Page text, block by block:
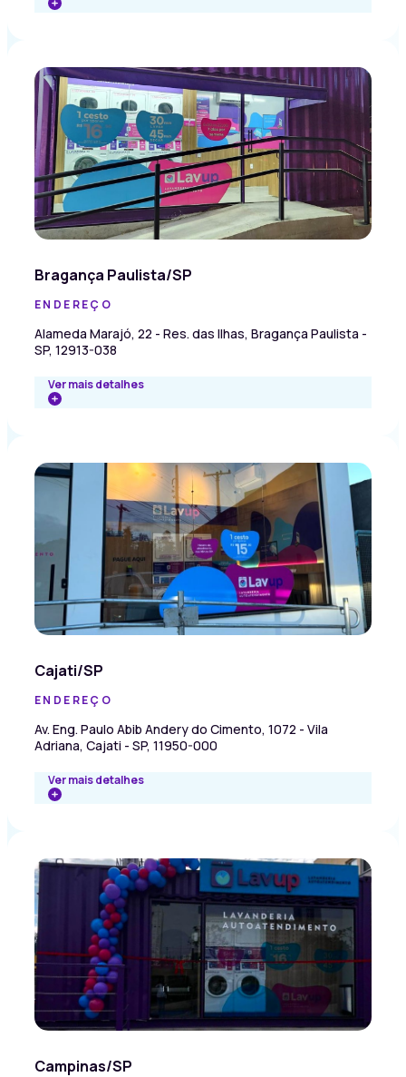
Bragança Paulista/SP
ENDEREÇO
Alameda Marajó, 22 - Res. das Ilhas, Bragança Paulista -
SP, 12913-038
Ver mais detalhes
Cajati/SP
ENDEREÇO
Av. Eng. Paulo Abib Andery do Cimento, 1072 - Vila
Adriana, Cajati - SP, 11950-000
Ver mais detalhes
Campinas/SP